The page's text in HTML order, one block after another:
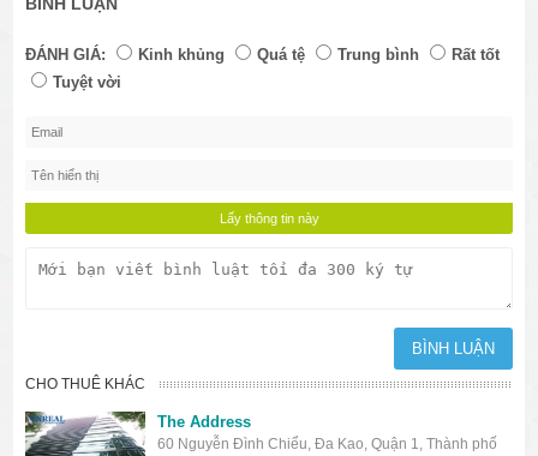
ĐÁNH GIÁ: Kinh khủng Quá tệ Trung bình
Rất tốt
Tuyệt vời
CHO THUÊ KHÁC
The Address
60 Nguyễn Đình Chiểu, Đa Kao, Quận 1, Thành phố